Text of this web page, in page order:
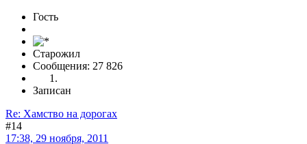
Гость
Старожил
Сообщения: 27 826
Записан
Re: Хамство на дорогах
#14
17:38, 29 ноября, 2011